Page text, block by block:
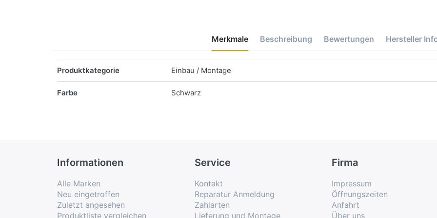
Merkmale Beschreibung Bewertungen Hersteller
Produktkategorie Einbau / Montage
Farbe Schwarz
Informationen
Alle Marken
Neu eingetroffen
Zuletzt angesehen
Produktliste vergleichen
Service
Kontakt
Reparatur Anmeldung
Zahlarten
Lieferung und Montage
Firma
Impressum
Öffnungszeiten
Anfahrt
Über uns